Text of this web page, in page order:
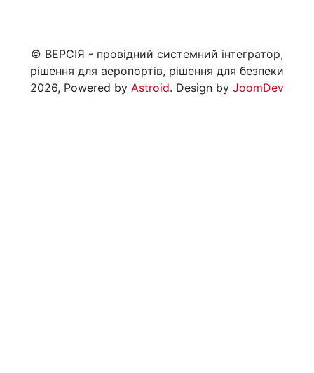
© ВЕРСІЯ - провідний системний інтегратор,
рішення для аеропортів, рішення для безпеки
2026, Powered by Astroid. Design by JoomDev